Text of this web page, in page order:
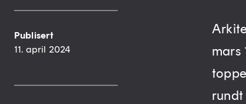
Publisert
11. april 2024
mars
rundt